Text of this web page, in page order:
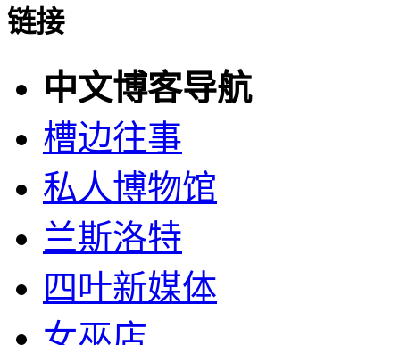
链接
中文博客导航
槽边往事
私人博物馆
兰斯洛特
四叶新媒体